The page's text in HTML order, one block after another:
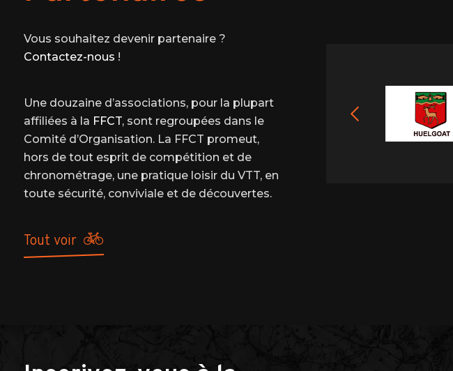
Vous souhaitez devenir partenaire ?
Contactez-nous !
Une douzaine d’associations, pour la plupart
affiliées à la FFCT, sont regroupées dans le
Comité d’Organisation. La FFCT promeut,
hors de tout esprit de compétition et de
chronométrage, une pratique loisir du VTT, en
toute sécurité, conviviale et de découvertes.
tout voir